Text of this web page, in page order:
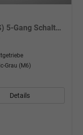
Style (Style) 1.0 TSI 70kW (95 PS) 5-Gang Schaltgetriebe
Grau (M6)
Details